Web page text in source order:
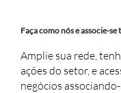
Faça como nós e associe-se
Amplie sua rede,
ações do setor, e
negócios associando-